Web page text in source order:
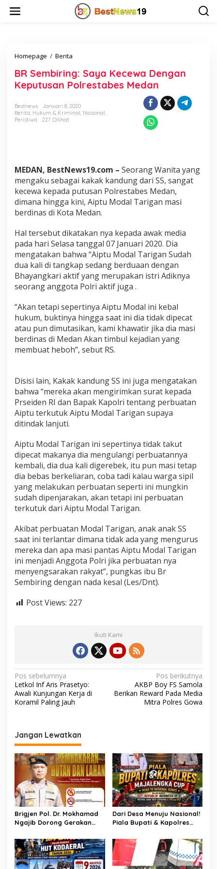
Homepage / Berita
S
e
m
i
r
a
y
K
e
c
w
D
e
n
g
a
n
e
p
u
t
u
s
P
o
l
r
e
a
b
e
s
M
e
d
a
n
BR Sembiring: Saya Kecewa Dengan
Keputusan Polrestabes Medan
Bestnews
Januari 8, 2020
Berita, Hukum & Kriminal, Nasional,
Peristiwa
227 Dilihat
MEDAN, BestNews19.com – Seorang Wanita yang
mengaku sebagai kakak kandung dari SS, sangat
kecewa kepada putusan Polrestabes Medan,
dimana hingga kini, Aiptu Modal Tarigan masi
berdinas di Kota Medan.
Hal tersebut dikatakan nya kepada awak media
pada hari Selasa tanggal 07 Januari 2020. Dia
mengatakan bahwa “Aiptu Modal Tarigan Sudah
dua kali di tangkap sedang berduaan dengan
Bhayangkari aktif yang merupakan istri Adiknya
seorang anggota Polri aktif juga .
“Akan tetapi sepertinya Aiptu Modal ini kebal
hukum, buktinya hingga saat ini dia tidak dipecat
atau pun dimutasikan, kami khawatir jika dia masi
berdinas di Medan Akan timbul kejadian yang
membuat heboh”, sebut RS.
Disisi lain, Kakak kandung SS ini juga mengatakan
bahwa “mereka akan mengirimkan surat kepada
Prseiden RI dan Bapak Kapolri tentang perbuatan
Aiptu terkutuk Aiptu Modal Tarigan supaya
ditindak lanjuti.
Aiptu Modal Tarigan ini sepertinya tidak takut
dipecat makanya dia mengulangi perbuatannya
kembali, dia dua kali digerebek, itu pun masi tetap
dia bebas berkeliaran, coba tadi kalau warga sipil
yang melakukan perbuatan seperti ini mungkin
sudah dipenjarakan, akan tetapi ini perbuatan
terkutuk dari Aiptu Modal Tarigan.
Akibat perbuatan Modal Tarigan, anak anak SS
saat ini terlantar dimana tidak ada yang mengurus
mereka dan apa masi pantas Aiptu Modal Tarigan
ini menjadi Anggota Polri jika perbuatan nya
menyengsarakan rakyat”, pungkas ibu Br
Sembiring dengan nada kesal (Les/Dnt).
Post Views: 227
Ikuti Kami
N
a
v
g
a
s
p
o
s
Pos sebelumnya
Letkol Inf Aris Prasetyo:
Awali Kunjungan Kerja di
Koramil Paling Jauh
Pos berikutnya
AKBP Boy FS Samola
Berikan Reward Pada Media
Mitra Polres Gowa
Jangan Lewatkan
Brigjen Pol. Dr. Mokhamad
Ngajib Dorong Gerakan
Hutan, Jaga Kehidupan
Dari Desa Menuju Nasional!
Piala Bupati & Kapolres
Bibit-Bibit Juara